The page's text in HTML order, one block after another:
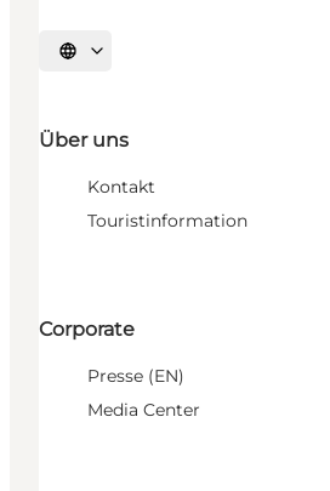
Sprache auswählen
Über uns
Kontakt
Touristinformation
Corporate
Presse (EN)
Media Center